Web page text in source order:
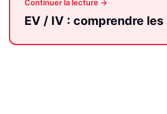
Continuer la lecture →
EV / IV : comprendre